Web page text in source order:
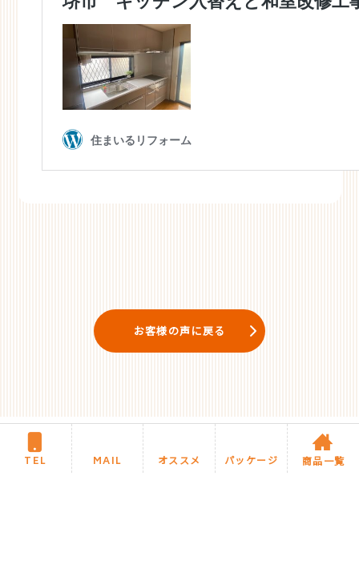
お客様の声に戻る
TEL MAIL オススメ パッケージ 商品一覧